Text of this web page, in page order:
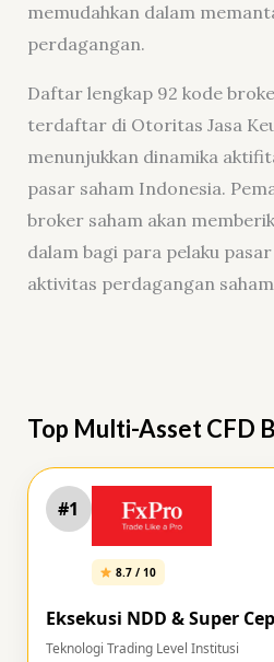
memudahkan dalam
perdagangan.
Daftar lengkap 92 kode
terdaftar di Otoritas Jasa
menunjukkan dinamika
pasar saham Indonesia.
broker saham akan
dalam bagi para pelaku
aktivitas perdagangan
Top Multi-Asset CFD
#1
8.7 / 10
Eksekusi NDD & Super
Teknologi Trading Level Institusi